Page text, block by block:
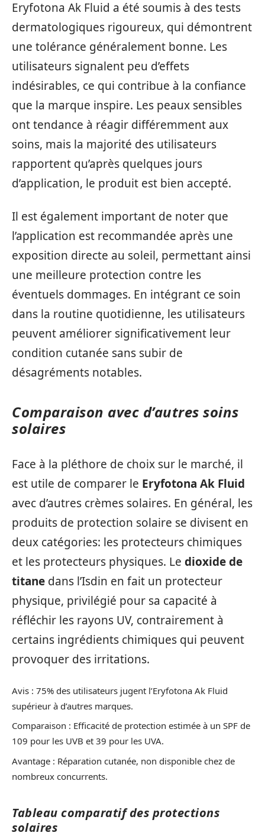
Eryfotona Ak Fluid a été soumis à des tests
dermatologiques rigoureux, qui démontrent
une tolérance généralement bonne. Les
utilisateurs signalent peu d’effets
indésirables, ce qui contribue à la confiance
que la marque inspire. Les peaux sensibles
ont tendance à réagir différemment aux
soins, mais la majorité des utilisateurs
rapportent qu’après quelques jours
d’application, le produit est bien accepté.
Il est également important de noter que
l’application est recommandée après une
exposition directe au soleil, permettant ainsi
une meilleure protection contre les
éventuels dommages. En intégrant ce soin
dans la routine quotidienne, les utilisateurs
peuvent améliorer significativement leur
condition cutanée sans subir de
désagréments notables.
Comparaison avec d’autres soins
solaires
Face à la pléthore de choix sur le marché, il
est utile de comparer le Eryfotona Ak Fluid
avec d’autres crèmes solaires. En général, les
produits de protection solaire se divisent en
deux catégories: les protecteurs chimiques
et les protecteurs physiques. Le dioxide de
titane dans l’Isdin en fait un protecteur
physique, privilégié pour sa capacité à
réfléchir les rayons UV, contrairement à
certains ingrédients chimiques qui peuvent
provoquer des irritations.
Avis : 75% des utilisateurs jugent l’Eryfotona Ak Fluid
supérieur à d’autres marques.
Comparaison : Efficacité de protection estimée à un SPF de
109 pour les UVB et 39 pour les UVA.
Avantage : Réparation cutanée, non disponible chez de
nombreux concurrents.
Tableau comparatif des protections
solaires